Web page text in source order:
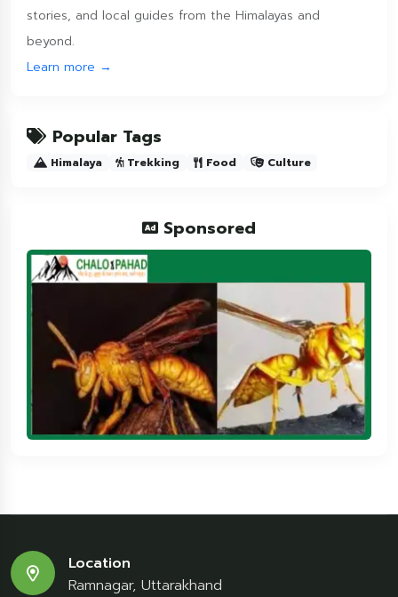
stories, and local guides from the Himalayas and
beyond.
Learn more →
Popular Tags
Himalaya Trekking Food Culture
Sponsored
Location
Ramnagar, Uttarakhand